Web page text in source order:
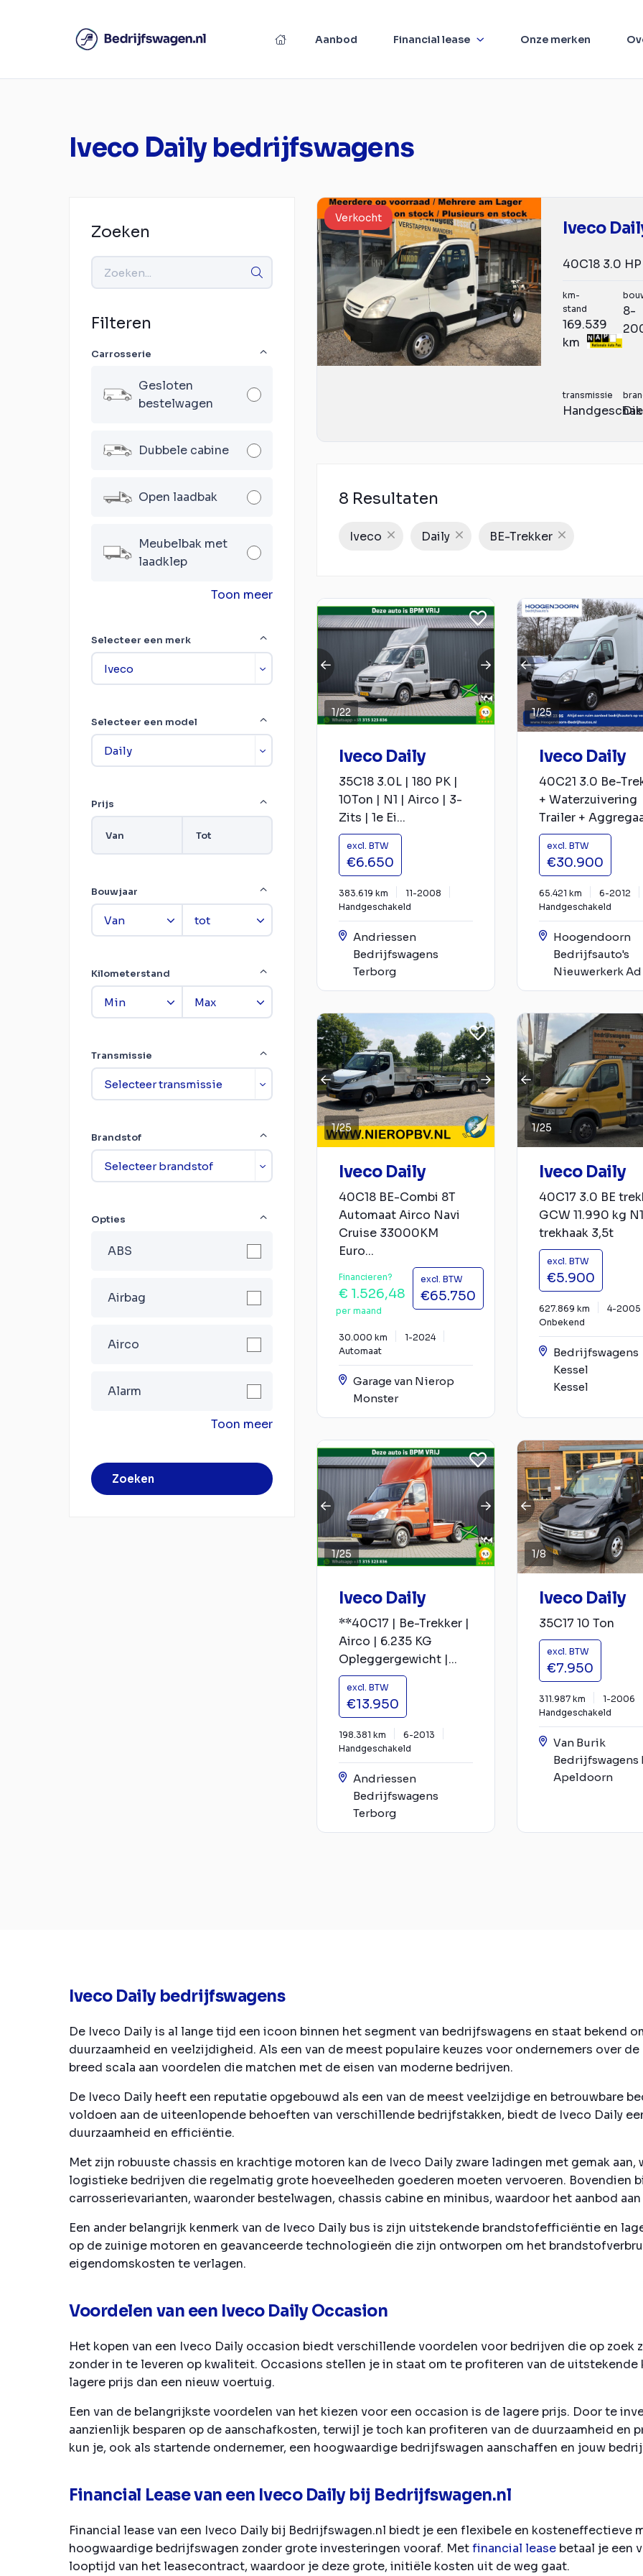
Aanbod Financial lease Onze merken
Iveco Daily bedrijfswagens
Zoeken
Filteren
Carrosserie
Gesloten
bestelwagen
Dubbele cabine
Open laadbak
Meubelbak met
laadklep
Toon meer
Selecteer een merk
Selecteer een model
Prijs
Van Tot
Bouwjaar
Kilometerstand
Transmissie
Brandstof
Opties
ABS
Airbag
Airco
Alarm
Toon meer
Zoeken
Verkocht
Iveco
km-
stand
169.539
km
8-
transmissie
8 Resultaten
Iveco Daily BE-Trekker
1/22
Iveco Daily
35C18 3.0L | 180 PK |
10Ton | N1 | Airco | 3-
Zits | 1e Ei...
excl. BTW
€6.650
383.619 km
11-2008
Handgeschakeld
Andriessen
Bedrijfswagens
Terborg
1/25
Iveco Daily
40C21 3.0 Be-
+ Waterzuivering
Trailer +
excl. BTW
€30.900
65.421 km
6-2012
Handgeschakeld
Hoogendoorn
Bedrijfsauto's
Nieuwerkerk
1/25
Iveco Daily
40C18 BE-Combi 8T
Automaat Airco Navi
Cruise 33000KM
Euro...
Financieren?
€ 1.526,48
per maand
excl. BTW
€65.750
30.000 km
1-2024
Automaat
Garage van Nierop
Monster
1/25
Iveco Daily
40C17 3.0 BE
GCW 11.990 kg
trekhaak 3,5t
excl. BTW
€5.900
627.869 km
4-2005
Onbekend
Bedrijfswagens
Kessel
Kessel
1/25
Iveco Daily
**40C17 | Be-Trekker |
Airco | 6.235 KG
Opleggergewicht |...
excl. BTW
€13.950
198.381 km
6-2013
Handgeschakeld
Andriessen
Bedrijfswagens
Terborg
1/8
Iveco Daily
35C17 10 Ton
excl. BTW
€7.950
311.987 km
1-2006
Handgeschakeld
Van Burik
Bedrijfswagens
Apeldoorn
Iveco Daily bedrijfswagens
De Iveco Daily is al lange tijd een icoon binnen het segment van bedrijfswagens en staat bekend
duurzaamheid en veelzijdigheid. Als een van de meest populaire keuzes voor ondernemers over
breed scala aan voordelen die matchen met de eisen van moderne bedrijven.
De Iveco Daily heeft een reputatie opgebouwd als een van de meest veelzijdige en betrouwbare
voldoen aan de uiteenlopende behoeften van verschillende bedrijfstakken, biedt de Iveco Daily
duurzaamheid en efficiëntie.
Met zijn robuuste chassis en krachtige motoren kan de Iveco Daily zware ladingen met gemak
logistieke bedrijven die regelmatig grote hoeveelheden goederen moeten vervoeren. Bovendien
carrosserievarianten, waaronder bestelwagen, chassis cabine en minibus, waardoor het aanbod
Een ander belangrijk kenmerk van de Iveco Daily bus is zijn uitstekende brandstofefficiëntie en
op de zuinige motoren en geavanceerde technologieën die zijn ontworpen om het
eigendomskosten te verlagen.
Voordelen van een Iveco Daily Occasion
Het kopen van een Iveco Daily occasion biedt verschillende voordelen voor bedrijven die op
zonder in te leveren op kwaliteit. Occasions stellen je in staat om te profiteren van de uitstekende
lagere prijs dan een nieuw voertuig.
Een van de belangrijkste voordelen van het kiezen voor een occasion is de lagere prijs. Door te
aanzienlijk besparen op de aanschafkosten, terwijl je toch kan profiteren van de duurzaamheid en
kun je, ook als startende ondernemer, een hoogwaardige bedrijfswagen aanschaffen en jouw
Financial Lease van een Iveco Daily bij Bedrijfswagen.nl
Financial lease van een Iveco Daily bij Bedrijfswagen.nl biedt je een flexibele en kosteneffectieve
hoogwaardige bedrijfswagen zonder grote investeringen vooraf. Metfinancial lease betaal je een
looptijd van het leasecontract, waardoor je deze grote, initiële kosten uit de weg gaat.